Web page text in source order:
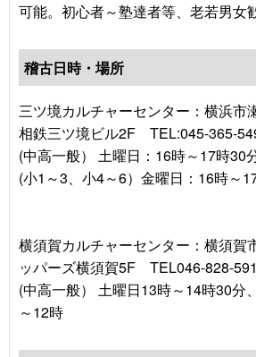
可能。初心者～塾達者等、老若男女
稽古日時・場所
三ツ境カルチャーセンター：横浜市
相鉄三ツ境ビル2F TEL:045-365-
(中高一般） 土曜日：16時～17時30
(小1～3、小4～6）金曜日：16時～
横須賀カルチャーセンター：横須
ッパーズ横須賀5F TEL046-828-
(中高一般） 土曜日13時～14時30分
～12時